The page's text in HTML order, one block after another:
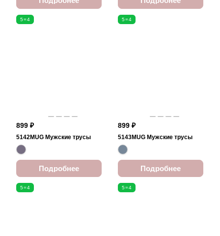
5=4
899 ₽
5142MUG Мужские трусы
Подробнее
5=4
899 ₽
5143MUG Мужские трусы
Подробнее
5=4 5=4